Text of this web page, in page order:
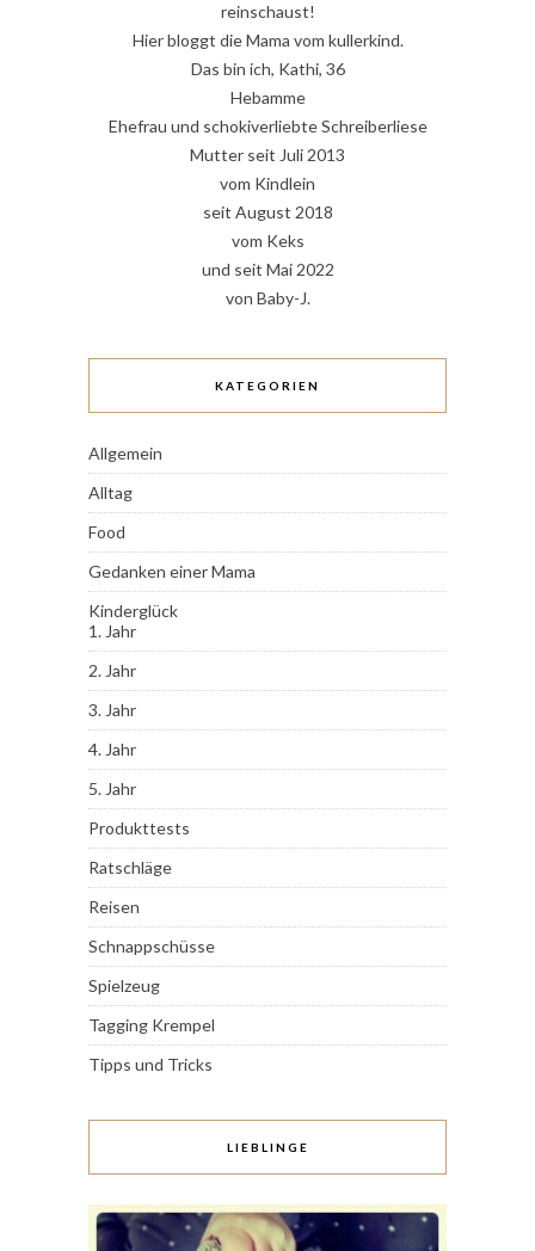
reinschaust!
Hier bloggt die Mama vom kullerkind.
Das bin ich, Kathi, 36
Hebamme
Ehefrau und schokiverliebte Schreiberliese
Mutter seit Juli 2013
vom Kindlein
seit August 2018
vom Keks
und seit Mai 2022
von Baby-J.
KATEGORIEN
Allgemein
Alltag
Food
Gedanken einer Mama
Kinderglück
1. Jahr
2. Jahr
3. Jahr
4. Jahr
5. Jahr
Produkttests
Ratschläge
Reisen
Schnappschüsse
Spielzeug
Tagging Krempel
Tipps und Tricks
LIEBLINGE